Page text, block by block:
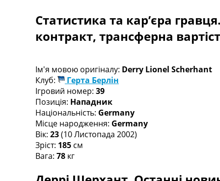
Англія. Прем’єр-Ліга
Іспанія. Ла Ліга
Ще Турніри >>>
Чемпіонат Світу. Турнирні таблиці
Таблиця УПЛ
Перша Ліга
Таблиця АПЛ
Таблиця Ла Ліги
Таблиця Ліги Чемпіонів
Всі таблиці >>>
Рейтинги
Рейтинг ФІФА
Статистика та кар’єра
контракт, трансферна
Ім'я мовою оригіналу: Derry Lionel Scherhant
Клуб:
Герта Берлін
Ігровий номер: 39
Позиція: Нападник
Національність: Germany
Місце народження: Germany
Вік: 23(10 Листопада 2002)
Зріст: 185 см
Вага: 78 кг